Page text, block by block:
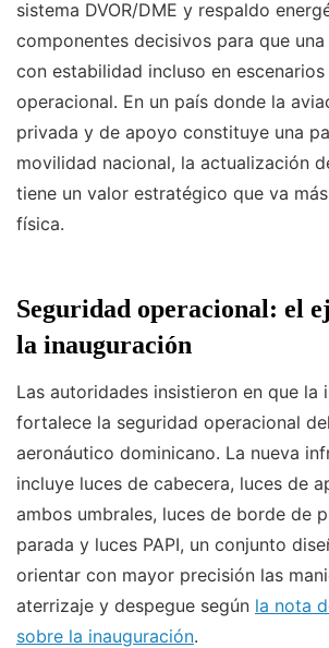
sistema DVOR/DME y respaldo
componentes decisivos para que
con estabilidad incluso en
operacional. En un país donde la
privada y de apoyo constituye una
movilidad nacional, la actualización
tiene un valor estratégico que va
física.
Seguridad operacional: el
la inauguración
Las autoridades insistieron en que la
fortalece la seguridad operacional
aeronáutico dominicano. La nueva
incluye luces de cabecera, luces de
ambos umbrales, luces de borde de
parada y luces PAPI, un conjunto
orientar con mayor precisión las
aterrizaje y despegue según la nota
sobre la inauguración.